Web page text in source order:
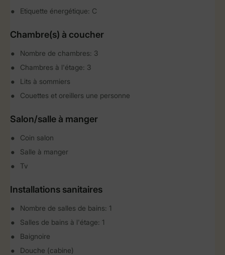
Etiquette énergétique: C
Chambre(s) à coucher
Nombre de chambres: 3
Chambres à l'étage: 3
Lits à sommiers
Couettes et oreillers une personne
Salon/salle à manger
Coin salon
Salle à manger
Tv
Installations sanitaires
Nombre de salles de bains: 1
Salles de bains à l'étage: 1
Baignoire
Douche (cabine)